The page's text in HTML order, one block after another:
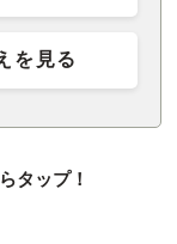
を見る
タップ！